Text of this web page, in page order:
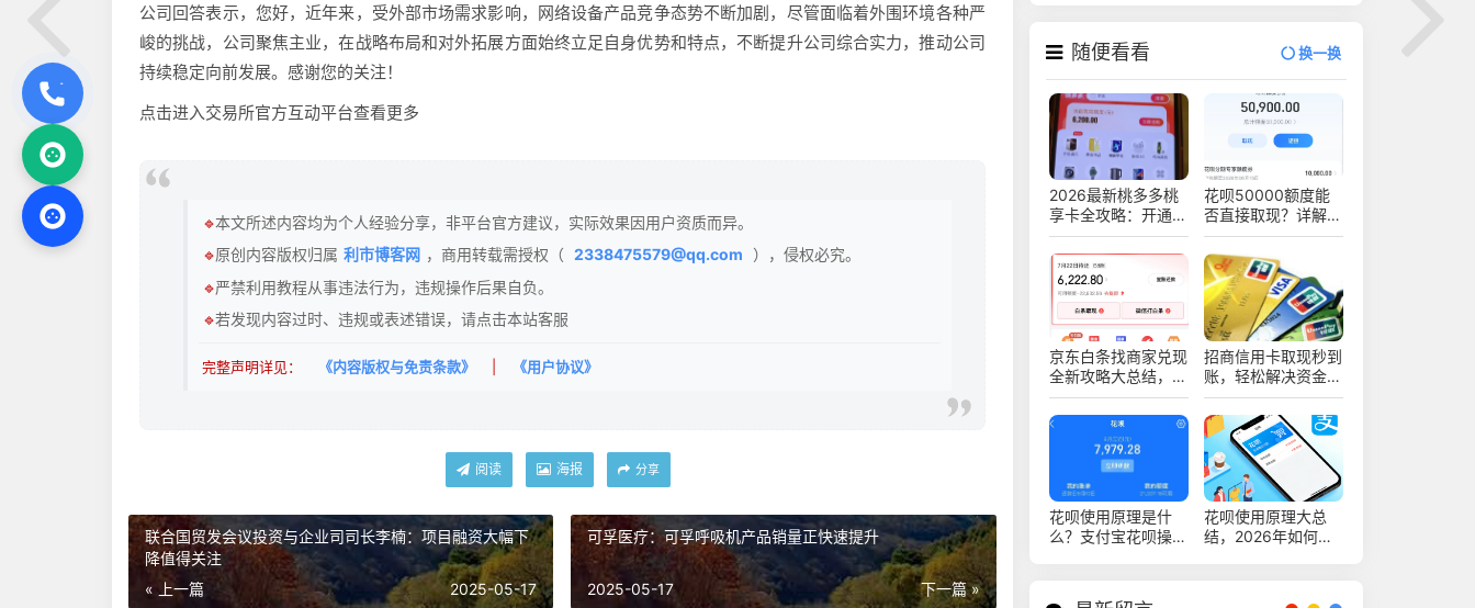
公司回答表示，您好，近年来，受外部市场需求影响，网络设备产品竞争态势不断加剧，尽管面临着外围环境各种严
峻的挑战，公司聚焦主业，在战略布局和对外拓展方面始终立足自身优势和特点，不断提升公司综合实力，推动公司
持续稳定向前发展。感谢您的关注！
点击进入交易所官方互动平台查看更多
🔹本文所述内容均为个人经验分享，非平台官方建议，实际效果因用户资质而异。
🔹原创内容版权归属 利市博客网 ，商用转载需授权（ 2338475579@qq.com
），侵权必究。
🔹严禁利用教程从事违法行为，违规操作后果自负。
🔹若发现内容过时、违规或表述错误，请点击本站客服
完整声明详见： 《内容版权与免责条款》 《用户协议》
阅读 海报 分享
联合国贸发会议投资与企业司司长李楠：项目融资大幅下
降值得关注
« 上一篇
2025-05-17
可孚医疗：可孚呼吸机产品销量正快速提升
下一篇 »
2025-05-17
随便看看 换一换
2026最新桃多多桃
享卡全攻略：开通、
使用变现提现及避坑
指南
花呗50000额度能
否直接取现？详解使
用技巧与注意事项
京东白条找商家兑现
全新攻略大总结，解
锁最新提现多种高效
安全变现新技巧
招商信用卡取现秒到
账，轻松解决资金周
转难题
花呗使用原理是什
么？支付宝花呗操作
花呗使用原理大总
结，2026年如何利